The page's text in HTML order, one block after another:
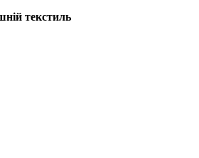
текстиль